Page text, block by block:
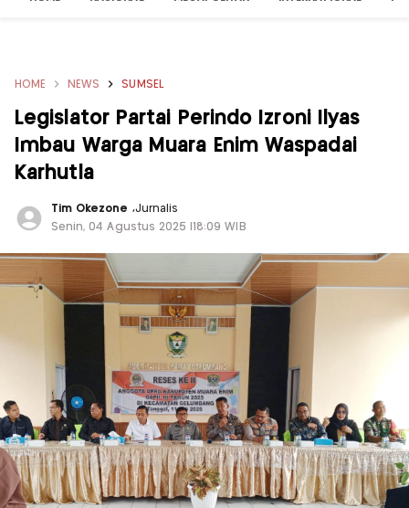
HOME NEWS SUMSEL
Legislator Partai Perindo Izroni Ilyas
Imbau Warga Muara Enim Waspadai
Karhutla
Tim Okezone ,Jurnalis
Senin, 04 Agustus 2025 |18:09 WIB